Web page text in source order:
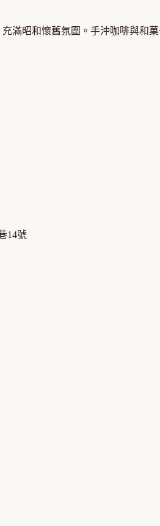
滿昭和懷舊氛圍。手沖咖啡與和
14號